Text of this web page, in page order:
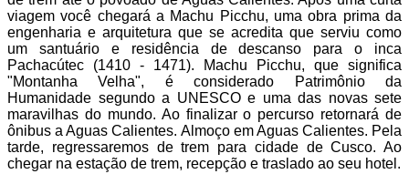
viagem você chegará a Machu Picchu, uma obra prima da
engenharia e arquitetura que se acredita que serviu como
um santuário e residência de descanso para o inca
Pachacútec (1410 - 1471). Machu Picchu, que significa
"Montanha Velha", é considerado Patrimônio da
Humanidade segundo a UNESCO e uma das novas sete
maravilhas do mundo. Ao finalizar o percurso retornará de
ônibus a Aguas Calientes. Almoço em Aguas Calientes. Pela
tarde, regressaremos de trem para cidade de Cusco. Ao
chegar na estação de trem, recepção e traslado ao seu hotel.